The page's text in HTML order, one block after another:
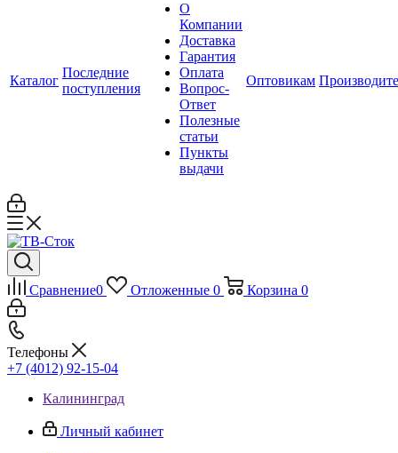
Каталог
Последние
поступления
О
Компании
Доставка
Гарантия
Оплата
Вопрос-
Ответ
Полезные
статьи
Пункты
выдачи
Оптовикам
Сравнение0 Отложенные 0 Корзина 0
Телефоны
+7 (4012) 92-15-04
Калининград
Личный кабинет